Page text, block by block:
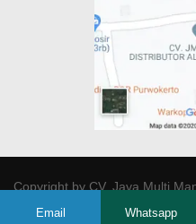
Copyright byCV. Java Multi
Email Whatsapp